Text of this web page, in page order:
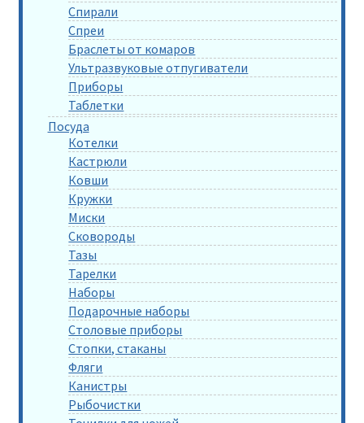
Спирали
Спреи
Браслеты от комаров
Ультразвуковые отпугиватели
Приборы
Таблетки
Посуда
Котелки
Кастрюли
Ковши
Кружки
Миски
Сковороды
Тазы
Тарелки
Наборы
Подарочные наборы
Столовые приборы
Стопки, стаканы
Фляги
Канистры
Рыбочистки